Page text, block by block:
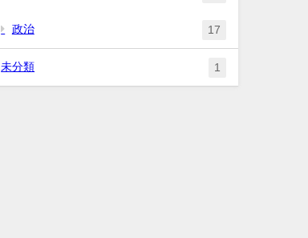
政治 17
未分類 1